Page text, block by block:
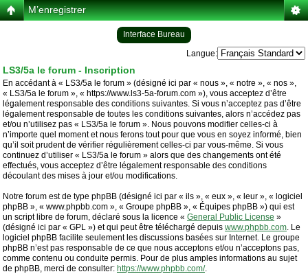
M’enregistrer
Interface Bureau
Langue:
LS3/5a le forum - Inscription
En accédant à « LS3/5a le forum » (désigné ici par « nous », « notre », « nos »,
« LS3/5a le forum », « https://www.ls3-5a-forum.com »), vous acceptez d’être
légalement responsable des conditions suivantes. Si vous n’acceptez pas d’être
légalement responsable de toutes les conditions suivantes, alors n’accédez pas
et/ou n’utilisez pas « LS3/5a le forum ». Nous pouvons modifier celles-ci à
n’importe quel moment et nous ferons tout pour que vous en soyez informé, bien
qu’il soit prudent de vérifier régulièrement celles-ci par vous-même. Si vous
continuez d’utiliser « LS3/5a le forum » alors que des changements ont été
effectués, vous acceptez d’être légalement responsable des conditions
découlant des mises à jour et/ou modifications.
Notre forum est de type phpBB (désigné ici par « ils », « eux », « leur », « logiciel
phpBB », « www.phpbb.com », « Groupe phpBB », « Équipes phpBB ») qui est
un script libre de forum, déclaré sous la licence « General Public License »
(désigné ici par « GPL ») et qui peut être téléchargé depuis www.phpbb.com. Le
logiciel phpBB facilite seulement les discussions basées sur Internet. Le groupe
phpBB n’est pas responsable de ce que nous acceptons et/ou n’acceptons pas,
comme contenu ou conduite permis. Pour de plus amples informations au sujet
de phpBB, merci de consulter: https://www.phpbb.com/.